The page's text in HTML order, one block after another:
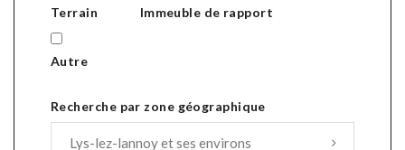
Terrain Immeuble de rapport
Autre
Recherche par zone géographique